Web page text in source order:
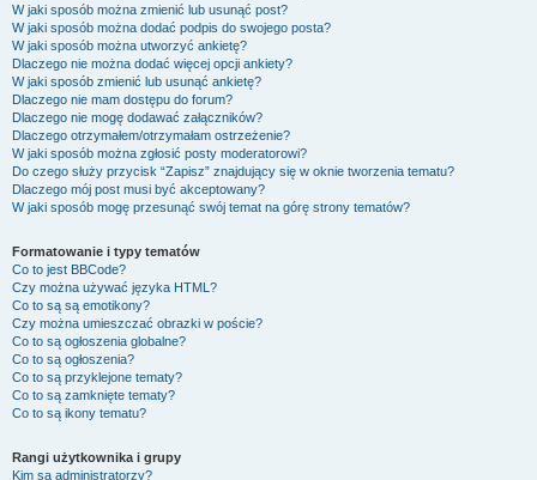
W jaki sposób można zmienić lub usunąć post?
W jaki sposób można dodać podpis do swojego posta?
W jaki sposób można utworzyć ankietę?
Dlaczego nie można dodać więcej opcji ankiety?
W jaki sposób zmienić lub usunąć ankietę?
Dlaczego nie mam dostępu do forum?
Dlaczego nie mogę dodawać załączników?
Dlaczego otrzymałem/otrzymałam ostrzeżenie?
W jaki sposób można zgłosić posty moderatorowi?
Do czego służy przycisk “Zapisz” znajdujący się w oknie tworzenia tematu?
Dlaczego mój post musi być akceptowany?
W jaki sposób mogę przesunąć swój temat na górę strony tematów?
Formatowanie i typy tematów
Co to jest BBCode?
Czy można używać języka HTML?
Co to są są emotikony?
Czy można umieszczać obrazki w poście?
Co to są ogłoszenia globalne?
Co to są ogłoszenia?
Co to są przyklejone tematy?
Co to są zamknięte tematy?
Co to są ikony tematu?
Rangi użytkownika i grupy
Kim są administratorzy?